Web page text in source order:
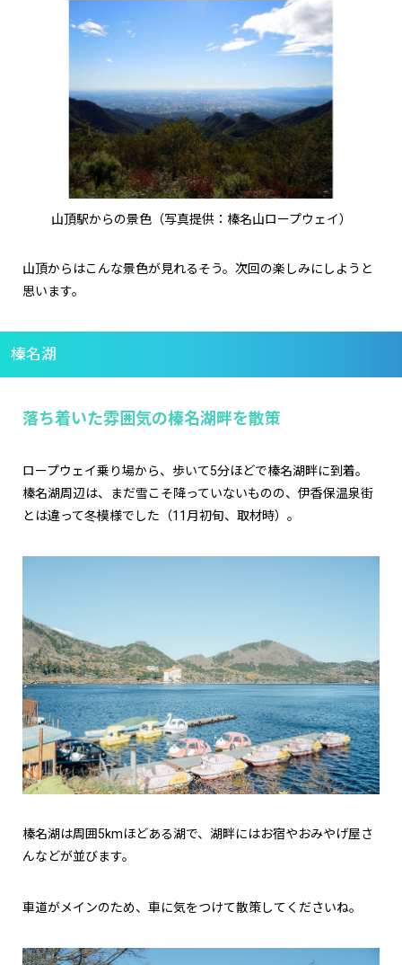
山頂駅からの景色（写真提供：榛名山ロープウェイ）
山頂からはこんな景色が見れるそう。次回の楽しみにしようと
思います。
榛名湖
落ち着いた雰囲気の榛名湖畔を散策
ロープウェイ乗り場から、歩いて5分ほどで榛名湖畔に到着。
榛名湖周辺は、まだ雪こそ降っていないものの、伊香保温泉街
とは違って冬模様でした（11月初旬、取材時）。
榛名湖は周囲5kmほどある湖で、湖畔にはお宿やおみやげ屋さ
んなどが並びます。
車道がメインのため、車に気をつけて散策してくださいね。